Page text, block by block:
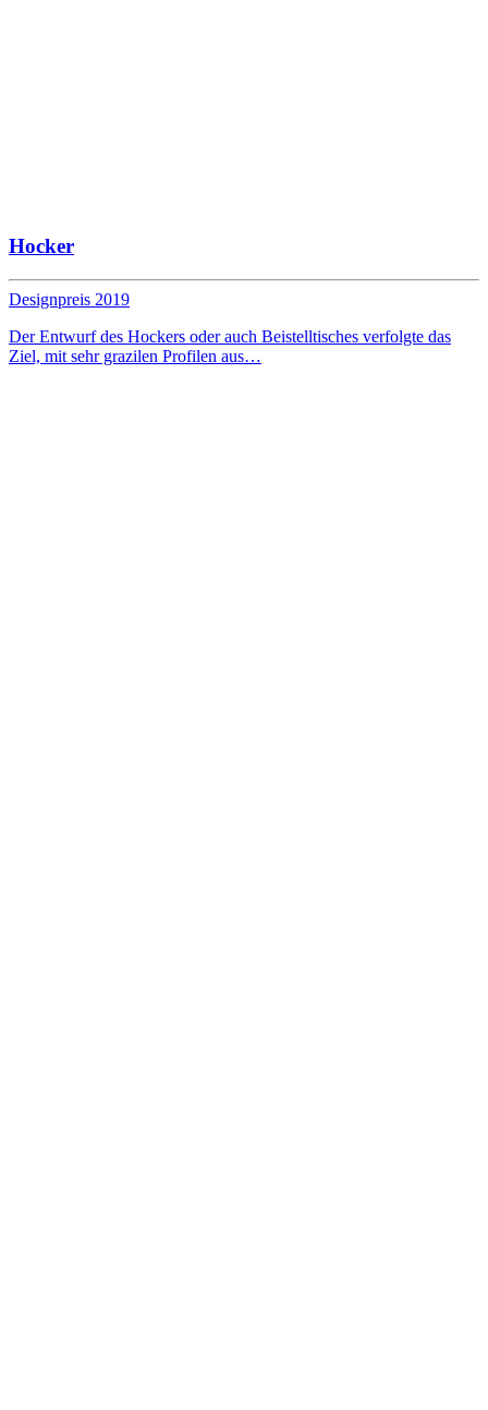
Hocker
Designpreis 2019
Der Entwurf des Hockers oder auch Beistelltisches verfolgte das
Ziel, mit sehr grazilen Profilen aus…